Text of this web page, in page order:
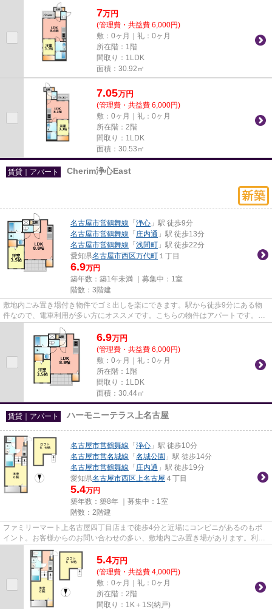
7万円
(管理費・共益費 6,000円)
敷：0ヶ月｜礼：0ヶ月
所在階：1階
間取り：1LDK
面積：30.92㎡
7.05万円
(管理費・共益費 6,000円)
敷：0ヶ月｜礼：0ヶ月
所在階：2階
間取り：1LDK
面積：30.53㎡
賃貸｜アパート Cherim浄心East
名古屋市営鶴舞線 「 浄心 」駅 徒歩9分
名古屋市営鶴舞線 「 庄内通 」駅 徒歩13分
名古屋市営鶴舞線 「 浅間町 」駅 徒歩22分
愛知県名古屋市西区万代町 １丁目
6.9万円
築年数：築1年未満 ｜募集中： 1室
階数：3階建
敷地内ごみ置き場付き物件でゴミ出しを楽にできます。駅から徒歩9分にある物
件なので、電車利用が多い方にオススメです。こちらの物件はアパートです。当
社イチオシの物件の「Cherim浄...
6.9万円
(管理費・共益費 6,000円)
敷：0ヶ月｜礼：0ヶ月
所在階：1階
間取り：1LDK
面積：30.44㎡
賃貸｜アパート ハーモニーテラス上名古屋
名古屋市営鶴舞線 「 浄心 」駅 徒歩10分
名古屋市営名城線 「 名城公園 」駅 徒歩14分
名古屋市営鶴舞線 「 庄内通 」駅 徒歩19分
愛知県名古屋市西区上名古屋 ４丁目
5.4万円
築年数：築8年 ｜募集中： 1室
階数：2階建
ファミリーマート上名古屋四丁目店まで徒歩4分と近場にコンビニがあるのもポ
イント。お客様からのお問い合わせの多い、敷地内ごみ置き場があります。利便
性の高い徒歩10分の物件です。...
5.4万円
(管理費・共益費 4,000円)
敷：0ヶ月｜礼：0ヶ月
所在階：2階
間取り：1K＋1S(納戸)